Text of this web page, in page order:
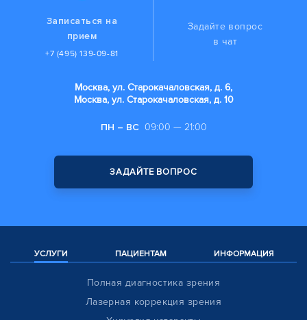
Записаться на
прием
+7 (495) 139-09-81
Задайте вопрос
в чат
Москва, ул. Старокачаловская, д. 6,
Москва, ул. Старокачаловская, д. 10
ПН – ВС 09:00 — 21:00
ЗАДАЙТЕ ВОПРОС
УСЛУГИ ПАЦИЕНТАМ ИНФОРМАЦИЯ
Полная диагностика зрения
Лазерная коррекция зрения